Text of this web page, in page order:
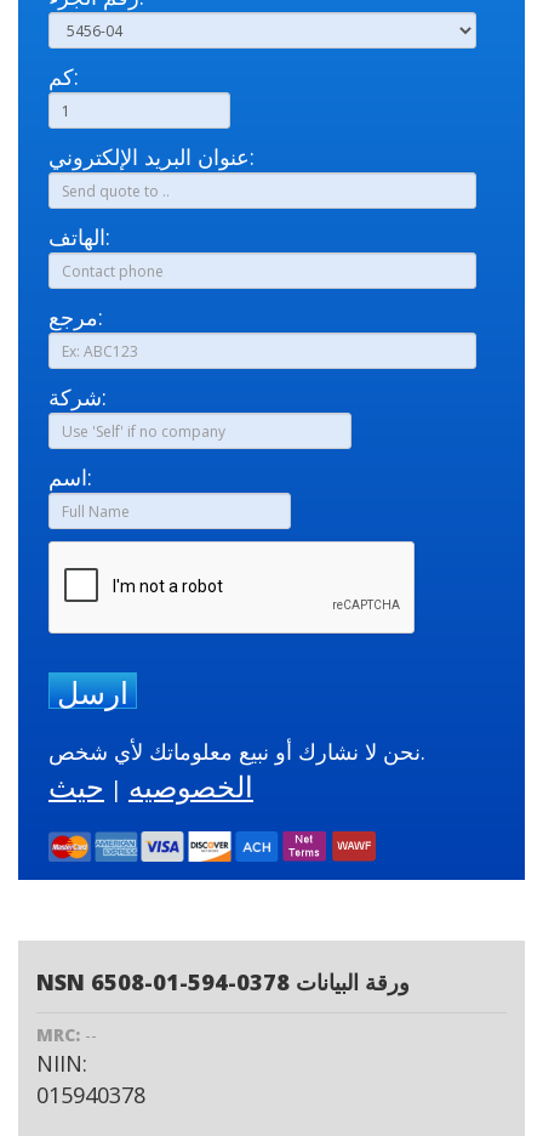
كم:
عنوان البريد الإلكتروني:
الهاتف:
مرجع:
شركة:
اسم:
ارسل
نحن لا نشارك أو نبيع معلوماتك لأي شخص.
الخصوصيه | حيث
NSN 6508-01-594-0378 ورقة البيانات
MRC: --
NIIN:
015940378